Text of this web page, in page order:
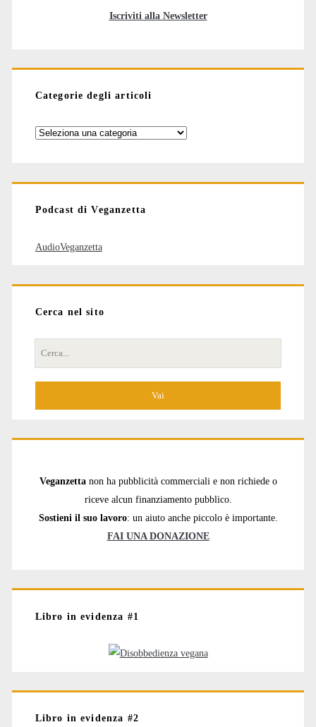
Iscriviti alla Newsletter
Categorie degli articoli
Categorie
Podcast di Veganzetta
AudioVeganzetta
Cerca nel sito
Cerca
per:
Veganzetta non ha pubblicità commerciali e non richiede o
riceve alcun finanziamento pubblico.
Sostieni il suo lavoro: un aiuto anche piccolo è importante.
FAI UNA DONAZIONE
Libro in evidenza #1
Libro in evidenza #2